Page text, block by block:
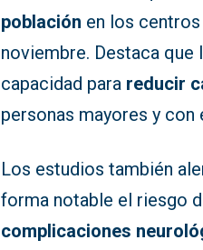
población en los
noviembre. Destaca
capacidad para reducir
personas mayores y
Los estudios también
forma notable el riesgo
complicaciones